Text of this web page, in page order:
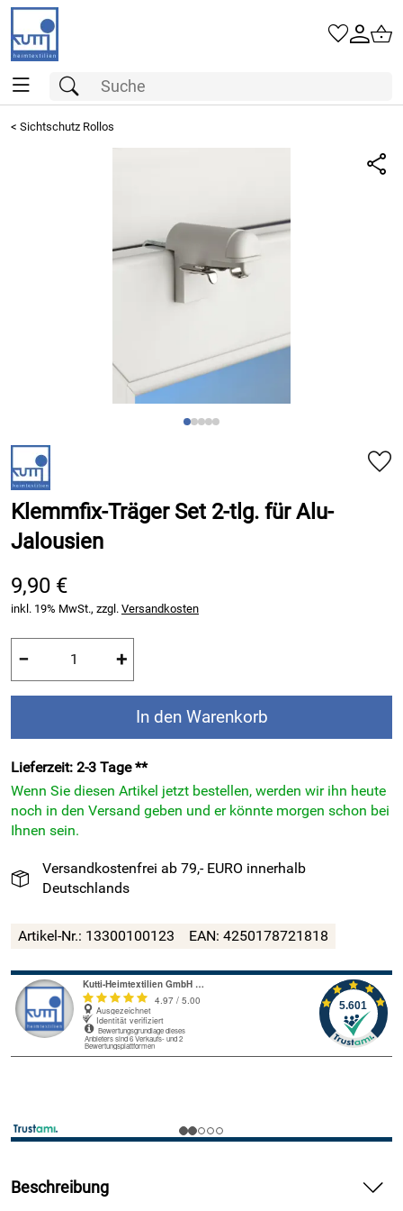
< Sichtschutz Rollos
Klemmfix-Träger Set 2-tlg. für Alu-
Jalousien
9,90 €
inkl. 19% MwSt., zzgl. Versandkosten
− +
In den Warenkorb
Lieferzeit: 2-3 Tage **
Wenn Sie diesen Artikel jetzt bestellen, werden wir ihn heute
noch in den Versand geben und er könnte morgen schon bei
Ihnen sein.
Versandkostenfrei ab 79,- EURO innerhalb
Deutschlands
Artikel-Nr.: 13300100123 EAN: 4250178721818
Beschreibung